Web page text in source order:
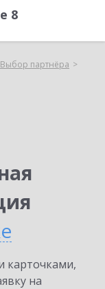
8
Выбор партнёра
карточками,
на